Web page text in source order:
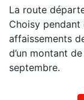
La route
Choisy
affaissements
d’un montant
septembre.